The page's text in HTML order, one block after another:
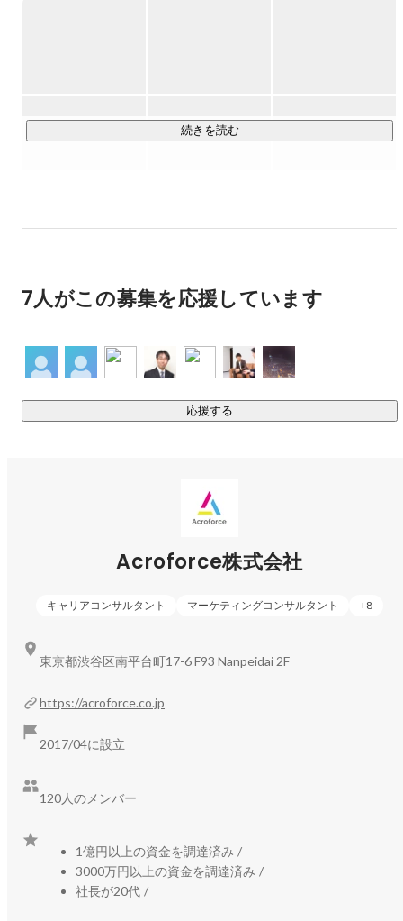
トキャリア形成を一貫してサポートするサービスです。
企業には“欲しい学生に出会える状態”を、
そんな、弊社の最初の立ち上げサービスとしてスタートし、
今も成長を続けている新卒マッチング事業です。
働いたことがないまま就活を迎える学生は、「企業をどう選
べばいいのかわからない…」と迷うことが少なくありません。
ど、ミスマッチは深刻な問題になっています。
ZEROWORKSは、この課題に対して学生に“ゼロキャリア”を
社会人としてのファーストキャリアの前に、学生が実務を経
験しながら“自分を知る期間”をつくることで、学びと報酬を得
学生は働く中で、
「自分にはどんな適性があるのか」
をリアルに理解でき、就活ではより“納得した選択”ができるよ
企業側も、理解度の高い学生と出会えることでミスマッチを
減らせるため、学生・企業双方にメリットがあります。
続きを読む
7人がこの募集を応援しています
応援する
Acroforce株式会社
キャリアコンサルタント マーケティングコンサルタント +8
https://acroforce.co.jp
2017/04に設立
120人のメンバー
1億円以上の資金を調達済み /
3000万円以上の資金を調達済み /
社長が20代 /
東京都渋谷区南平台町17-6 F93 Nanpeidai 2F